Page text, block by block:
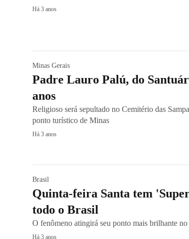
Há 3 anos
Minas Gerais
Padre Lauro Palú, do
anos
Religioso será sepultado no Cemitério das
ponto turístico de Minas
Há 3 anos
Brasil
Quinta-feira Santa tem
todo o Brasil
O fenômeno atingirá seu ponto mais brilhante
Há 3 anos